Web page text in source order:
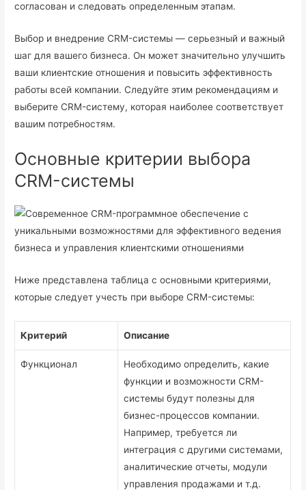
согласован и следовать определенным этапам.
Выбор и внедрение CRM-системы — серьезный и важный
шаг для вашего бизнеса. Он может значительно улучшить
ваши клиентские отношения и повысить эффективность
работы всей компании. Следуйте этим рекомендациям и
выберите CRM-систему, которая наиболее соответствует
вашим потребностям.
Основные критерии выбора
CRM-системы
Ниже представлена таблица с основными критериями,
которые следует учесть при выборе CRM-системы:
Критерий Описание
Функционал
Необходимо определить, какие
функции и возможности CRM-
системы будут полезны для
бизнес-процессов компании.
Например, требуется ли
интеграция с другими системами,
аналитические отчеты, модули
управления продажами и т.д.